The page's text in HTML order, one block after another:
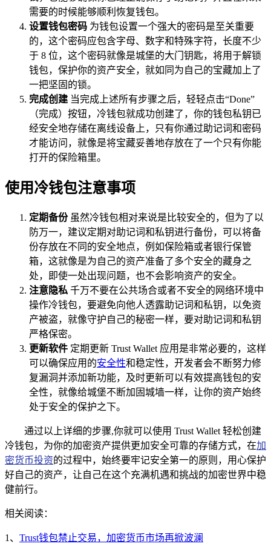
需要的时候能够顺利恢复钱包。
设置钱包密码 为钱包设置一个强大的密码是至关重要
的，这个密码应包含字母、数字和特殊字符，长度不少
于 8 位，这个密码就像是城堡的大门钥匙，将用于解锁
钱包，保护你的资产安全，就如同为自己的宝藏加上了
一把坚固的锁。
完成创建当完成上述所有步骤之后，轻轻点击“Done”
（完成）按钮，冷钱包就成功创建了，你的钱包私钥已
经安全地存储在离线设备上，只有你通过助记词和密码
才能访问，就像是将宝藏妥善地存放在了一个只有你能
打开的保险箱里。
使用冷钱包注意事项
定期备份虽然冷钱包相对来说是比较安全的，但为了以
防万一，建议定期对助记词和私钥进行备份，可以将备
份存放在不同的安全地点，例如保险箱或者银行保管
箱，这就像是为自己的资产准备了多个安全的藏身之
处，即使一处出现问题，也不会影响资产的安全。
注意隐私 千万不要在公共场合或者不安全的网络环境中
操作冷钱包，要避免向他人透露助记词和私钥，以免资
产被盗，就像守护自己的秘密一样，要对助记词和私钥
严格保密。
更新软件 定期更新 Trust Wallet 应用是非常必要的，这样
可以确保应用的安全性和稳定性，开发者会不断努力修
复漏洞并添加新功能，及时更新可以有效提高钱包的安
全性，就像给城堡不断加固城墙一样，让你的资产始终
处于安全的保护之下。
通过以上详细的步骤,你就可以使用 Trust Wallet 轻松创建
冷钱包，为你的加密资产提供更加安全可靠的存储方式，在加
密货币投资的过程中，始终要牢记安全第一的原则，用心保护
好自己的资产，让自己在这个充满机遇和挑战的加密世界中稳
健前行。
相关阅读：
1、 Trust钱包禁止交易，加密货币市场再掀波澜